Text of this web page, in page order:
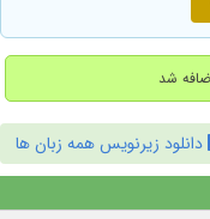
دانلود زیرنویس همه زبان ها